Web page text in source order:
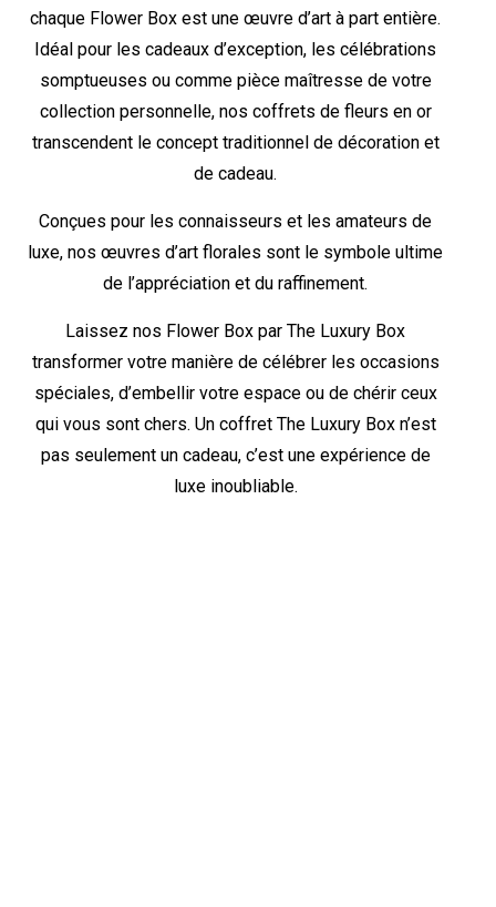
chaque Flower Box est une œuvre d’art à part entière.
Idéal pour les cadeaux d’exception, les célébrations
somptueuses ou comme pièce maîtresse de votre
collection personnelle, nos coffrets de fleurs en or
transcendent le concept traditionnel de décoration et
de cadeau.
Conçues pour les connaisseurs et les amateurs de
luxe, nos œuvres d’art florales sont le symbole ultime
de l’appréciation et du raffinement.
Laissez nos Flower Box par The Luxury Box
transformer votre manière de célébrer les occasions
spéciales, d’embellir votre espace ou de chérir ceux
qui vous sont chers. Un coffret The Luxury Box n’est
pas seulement un cadeau, c’est une expérience de
luxe inoubliable.